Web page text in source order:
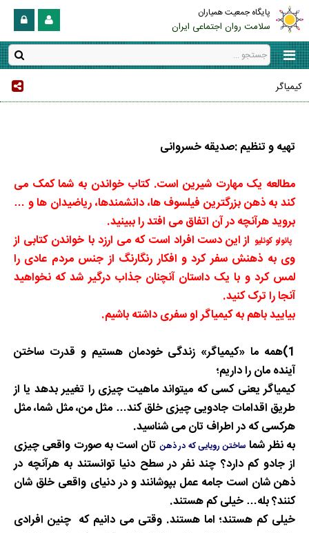
پایگاه جمعیت همیاران
سلامت روان اجتماعی ایران
کیمیاگر
تهیه و تنظیم :صدیقه خسروانی
مطالعه یک مهارت شیرین است. کتاب خواندن به شما کمک می
کند به ذهن بزرگترین فیلسوف ها، دانشمندها، ریاضیدان ها و …
بروید هرآنچه در آن اتفاق می افتد را ببینید.
پائولو کوئلیو از این دست افراد است که می ارزد با خواندن کتابی از
وی به ذهنش سفر کرد و افکار رنگارنگ از جنس مردم عادی را
لمس کرد و با یک داستان آنچنان جذاب درگیر شد که نخواهید
آنجا را ترک کنید.
بیایید باهم به کیمیاگر او سفری داشته باشیم.
1)همه ما «کیمیاگر» زندگی خودمان هستیم و قدرت ساختن
آینده مان را داریم؛
کیمیاگر یعنی کسی که میتواند ماهیت چیزی را تغییر بدهد یا از
طریق اقدامات جادویی چیزی خلق کند… مثل من، مثل شما، مثل
هرکسی که در اطراف تان می شناسید.
به نظر شما ساختن رویایی که در ذهن تان است به صورت واقعی چیزی
از جادو کم دارد؟ چند نفر در سطح دنیا توانستند به هرآنچه در
ذهن شان است جامه عمل بپوشانند و در دنیای واقعی خلق شان
کنند؟ بله…خیلی کم هستند.
خیلی کم هستند؛ اما هستند. وقتی می دانیم که چنین افرادی